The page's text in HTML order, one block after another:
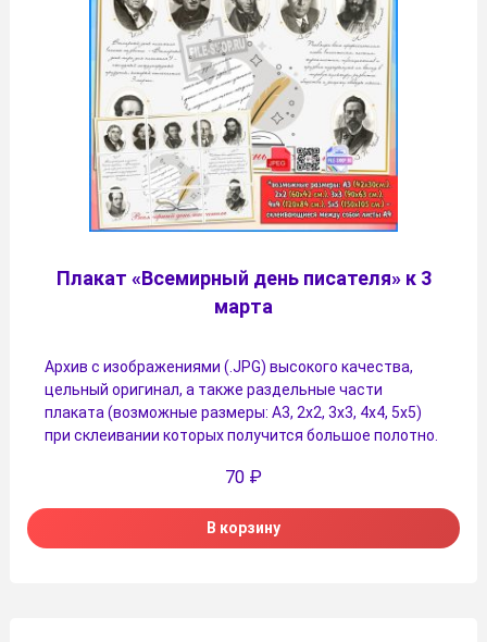
Плакат «Всемирный день писателя» к 3
марта
Архив с изображениями (.JPG) высокого качества,
цельный оригинал, а также раздельные части
плаката (возможные размеры: А3, 2х2, 3х3, 4х4, 5х5)
при склеивании которых получится большое полотно.
70 ₽
В корзину